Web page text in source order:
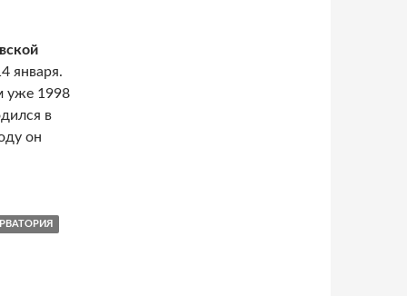
января.
уже 1998
в
он
камерной музыки «Возвращение»